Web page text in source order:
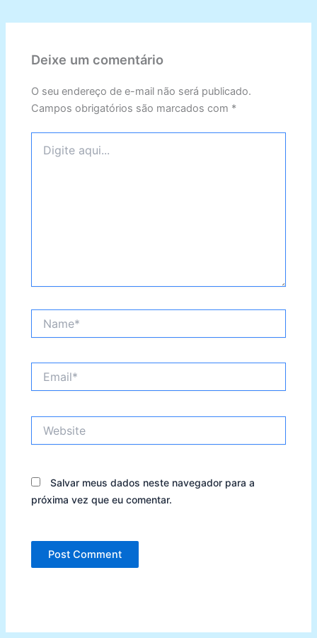
Deixe um comentário
O seu endereço de e-mail não será publicado.
Campos obrigatórios são marcados com *
aqui...
Salvar meus dados neste navegador para a
próxima vez que eu comentar.